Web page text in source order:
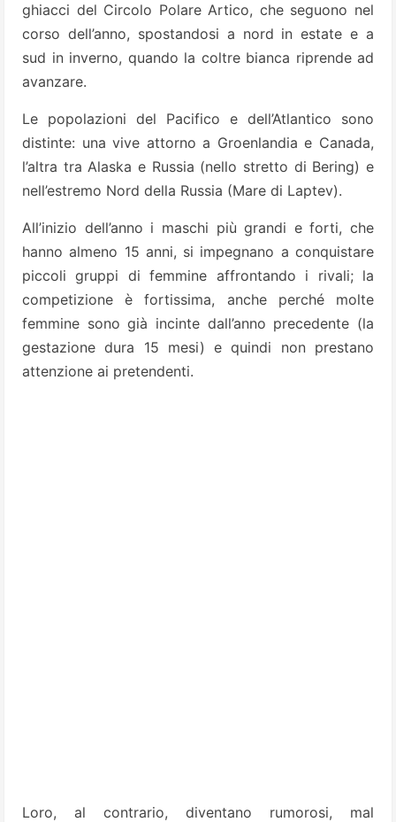
ghiacci del Circolo Polare Artico, che seguono nel
corso dell’anno, spostandosi a nord in estate e a
sud in inverno, quando la coltre bianca riprende ad
avanzare.
Le popolazioni del Pacifico e dell’Atlantico sono
distinte: una vive attorno a Groenlandia e Canada,
l’altra tra Alaska e Russia (nello stretto di Bering) e
nell’estremo Nord della Russia (Mare di Laptev).
All’inizio dell’anno i maschi più grandi e forti, che
hanno almeno 15 anni, si impegnano a conquistare
piccoli gruppi di femmine affrontando i rivali; la
competizione è fortissima, anche perché molte
femmine sono già incinte dall’anno precedente (la
gestazione dura 15 mesi) e quindi non prestano
attenzione ai pretendenti.
Loro, al contrario, diventano rumorosi, mal